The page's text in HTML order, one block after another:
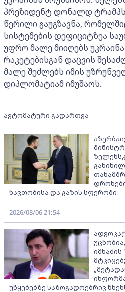
პრეზიდენტ დონალდ
წერილი გაუგზავნა,
სისტემების დეფიციტზეა
უფრო მალე მიიღებს
რაკეტებისგან დაცვის
მალე შეძლებს იმის
დიპლომატიამ იმუშაოს.
ავტომატური გადართვა
ნავთობისა და გაზის სფეროში
2026/08/06 21:54
იმნაძის
უწყებებზე საზოგადოებრივ